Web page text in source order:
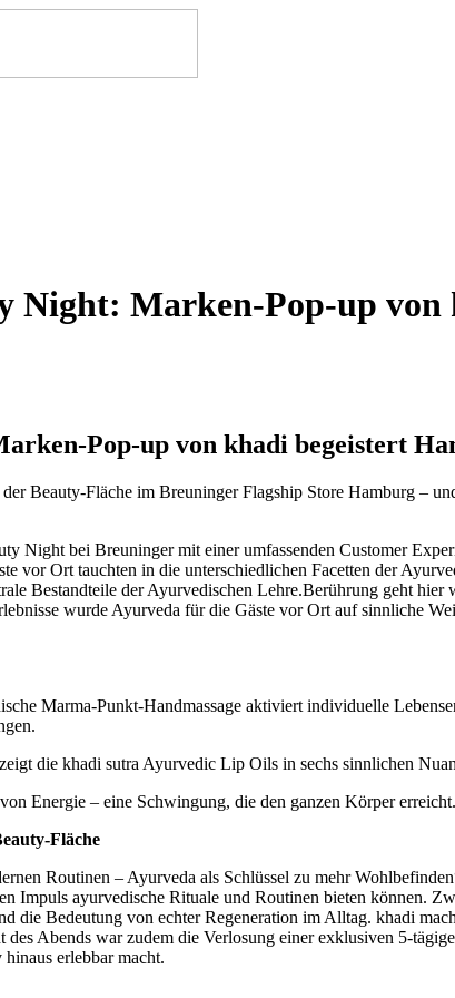
Night: Marken-Pop-up
Pop-up von khadi begeistert
Beauty-Fläche im Breuninger Flagship Store Hamburg –
Night bei Breuninger mit einer umfassenden Customer
vor Ort tauchten in die unterschiedlichen Facetten der
Bestandteile der Ayurvedischen Lehre.Berührung geht
wurde Ayurveda für die Gäste vor Ort auf sinnliche
Marma-Punkt-Handmassage aktiviert individuelle
die khadi sutra Ayurvedic Lip Oils in sechs sinnlichen
Energie – eine Schwingung, die den ganzen Körper erreicht.
Fläche
Routinen – Ayurveda als Schlüssel zu mehr
Impuls ayurvedische Rituale und Routinen bieten können.
die Bedeutung von echter Regeneration im Alltag. khadi
Abends war zudem die Verlosung einer exklusiven 5-
erlebbar macht.